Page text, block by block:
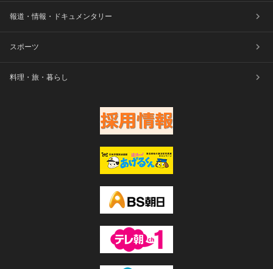
報道・情報・ドキュメンタリー
スポーツ
料理・旅・暮らし